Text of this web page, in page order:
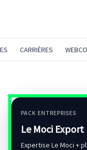
CARRIÈRES
PACK ENTREPRISES
Le Moci Export
Expertise Le Moci +